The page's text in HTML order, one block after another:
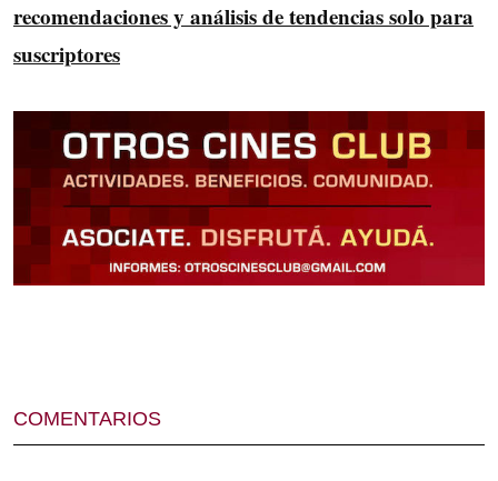
recomendaciones y análisis de tendencias solo para
suscriptores
COMENTARIOS